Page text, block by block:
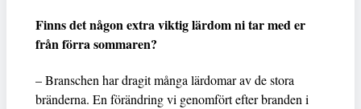
Finns det någon extra viktig lärdom ni tar med er
från förra sommaren?
– Branschen har dragit många lärdomar av de stora
bränderna. En förändring vi genomfört efter branden i